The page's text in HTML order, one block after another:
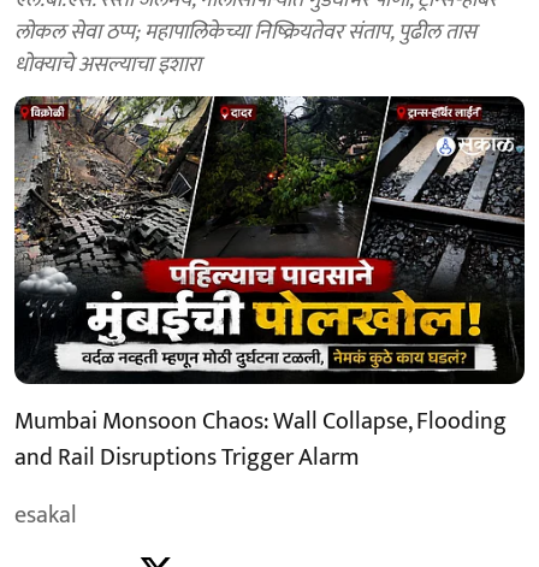
लोकल सेवा ठप्प; महापालिकेच्या निष्क्रियतेवर संताप, पुढील तास
धोक्याचे असल्याचा इशारा
Mumbai Monsoon Chaos: Wall Collapse, Flooding
and Rail Disruptions Trigger Alarm
esakal